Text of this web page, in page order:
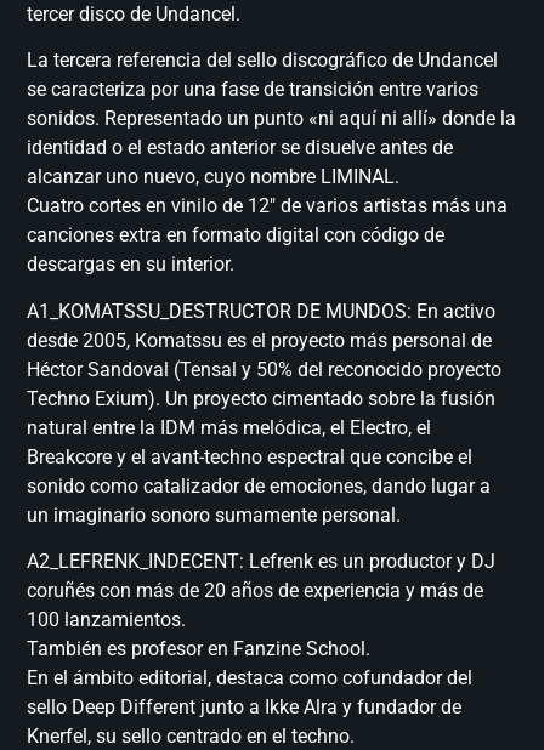
tercer disco de Undancel.
La tercera referencia del sello discográfico de Undancel
se caracteriza por una fase de transición entre varios
sonidos. Representado un punto «ni aquí ni allí» donde la
identidad o el estado anterior se disuelve antes de
alcanzar uno nuevo, cuyo nombre LIMINAL.
Cuatro cortes en vinilo de 12″ de varios artistas más una
canciones extra en formato digital con código de
descargas en su interior.
A1_KOMATSSU_DESTRUCTOR DE MUNDOS: En activo
desde 2005, Komatssu es el proyecto más personal de
Héctor Sandoval (Tensal y 50% del reconocido proyecto
Techno Exium). Un proyecto cimentado sobre la fusión
natural entre la IDM más melódica, el Electro, el
Breakcore y el avant-techno espectral que concibe el
sonido como catalizador de emociones, dando lugar a
un imaginario sonoro sumamente personal.
A2_LEFRENK_INDECENT: Lefrenk es un productor y DJ
coruñés con más de 20 años de experiencia y más de
100 lanzamientos.
También es profesor en Fanzine School.
En el ámbito editorial, destaca como cofundador del
sello Deep Different junto a Ikke Alra y fundador de
Knerfel, su sello centrado en el techno.